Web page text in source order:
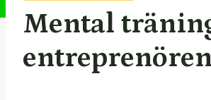
Mental
entreprenören